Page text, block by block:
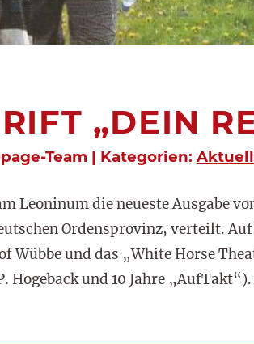
„DEIN
Team | Kategorien:
Leoninum die neueste Ausgabe
Ordensprovinz, verteilt.
Wübbe und das „White Horse
Hogeback und 10 Jahre